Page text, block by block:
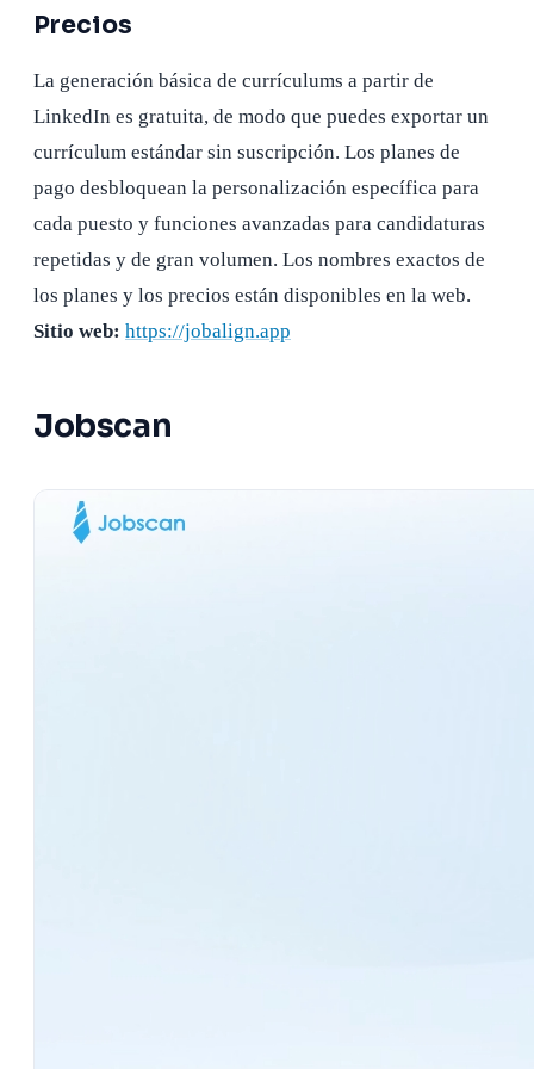
Precios
La generación básica de currículums a partir de
LinkedIn es gratuita, de modo que puedes exportar un
currículum estándar sin suscripción. Los planes de
pago desbloquean la personalización específica para
cada puesto y funciones avanzadas para candidaturas
repetidas y de gran volumen. Los nombres exactos de
los planes y los precios están disponibles en la web.
Sitio web: https://jobalign.app
Jobscan